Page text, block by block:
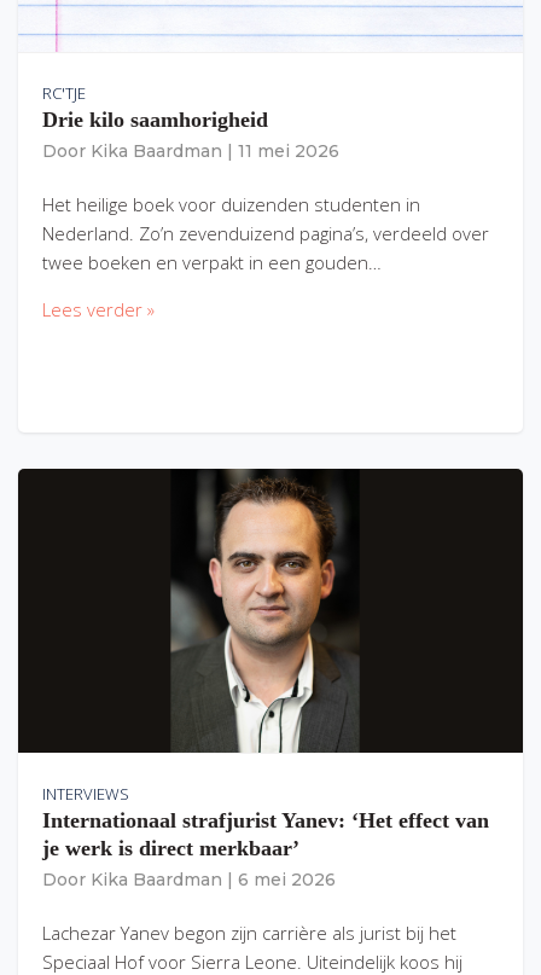
RC'TJE
Drie kilo saamhorigheid
Door Kika Baardman 11 mei 2026
Het heilige boek voor duizenden studenten in
Nederland. Zo’n zevenduizend pagina’s, verdeeld over
twee boeken en verpakt in een gouden…
Lees verder »
INTERVIEWS
Internationaal strafjurist Yanev: ‘Het effect van
je werk is direct merkbaar’
Door Kika Baardman 6 mei 2026
Lachezar Yanev begon zijn carrière als jurist bij het
Speciaal Hof voor Sierra Leone. Uiteindelijk koos hij